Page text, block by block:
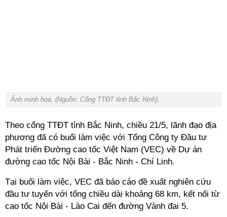
Ảnh minh họa. (Nguồn: Cổng TTĐT tỉnh Bắc Ninh).
Theo cổng TTĐT tỉnh Bắc Ninh, chiều 21/5, lãnh đạo địa
phương đã có buổi làm việc với Tổng Công ty Đầu tư
Phát triển Đường cao tốc Việt Nam (VEC) về Dự án
đường cao tốc Nội Bài - Bắc Ninh - Chí Linh.
Tại buổi làm việc, VEC đã báo cáo đề xuất nghiên cứu
đầu tư tuyến với tổng chiều dài khoảng 68 km, kết nối từ
cao tốc Nội Bài - Lào Cai đến đường Vành đai 5.